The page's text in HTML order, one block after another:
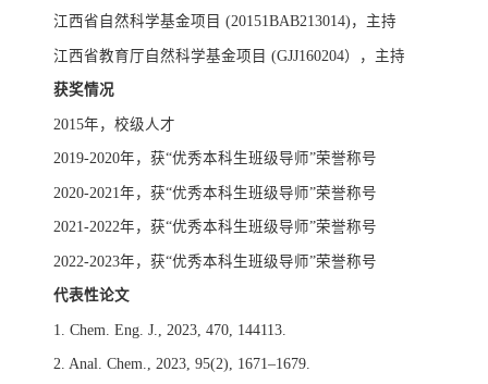
江西省自然科学基金项目 (20151BAB213014)，主持
江西省教育厅自然科学基金项目 (GJJ160204），主持
获奖情况
2015年，校级人才
2019-2020年，获“优秀本科生班级导师”荣誉称号
2020-2021年，获“优秀本科生班级导师”荣誉称号
2021-2022年，获“优秀本科生班级导师”荣誉称号
2022-2023年，获“优秀本科生班级导师”荣誉称号
代表性论文
1. Chem. Eng. J., 2023, 470, 144113.
2. Anal. Chem., 2023, 95(2), 1671–1679.